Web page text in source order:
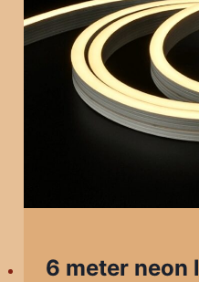
6 meter neon